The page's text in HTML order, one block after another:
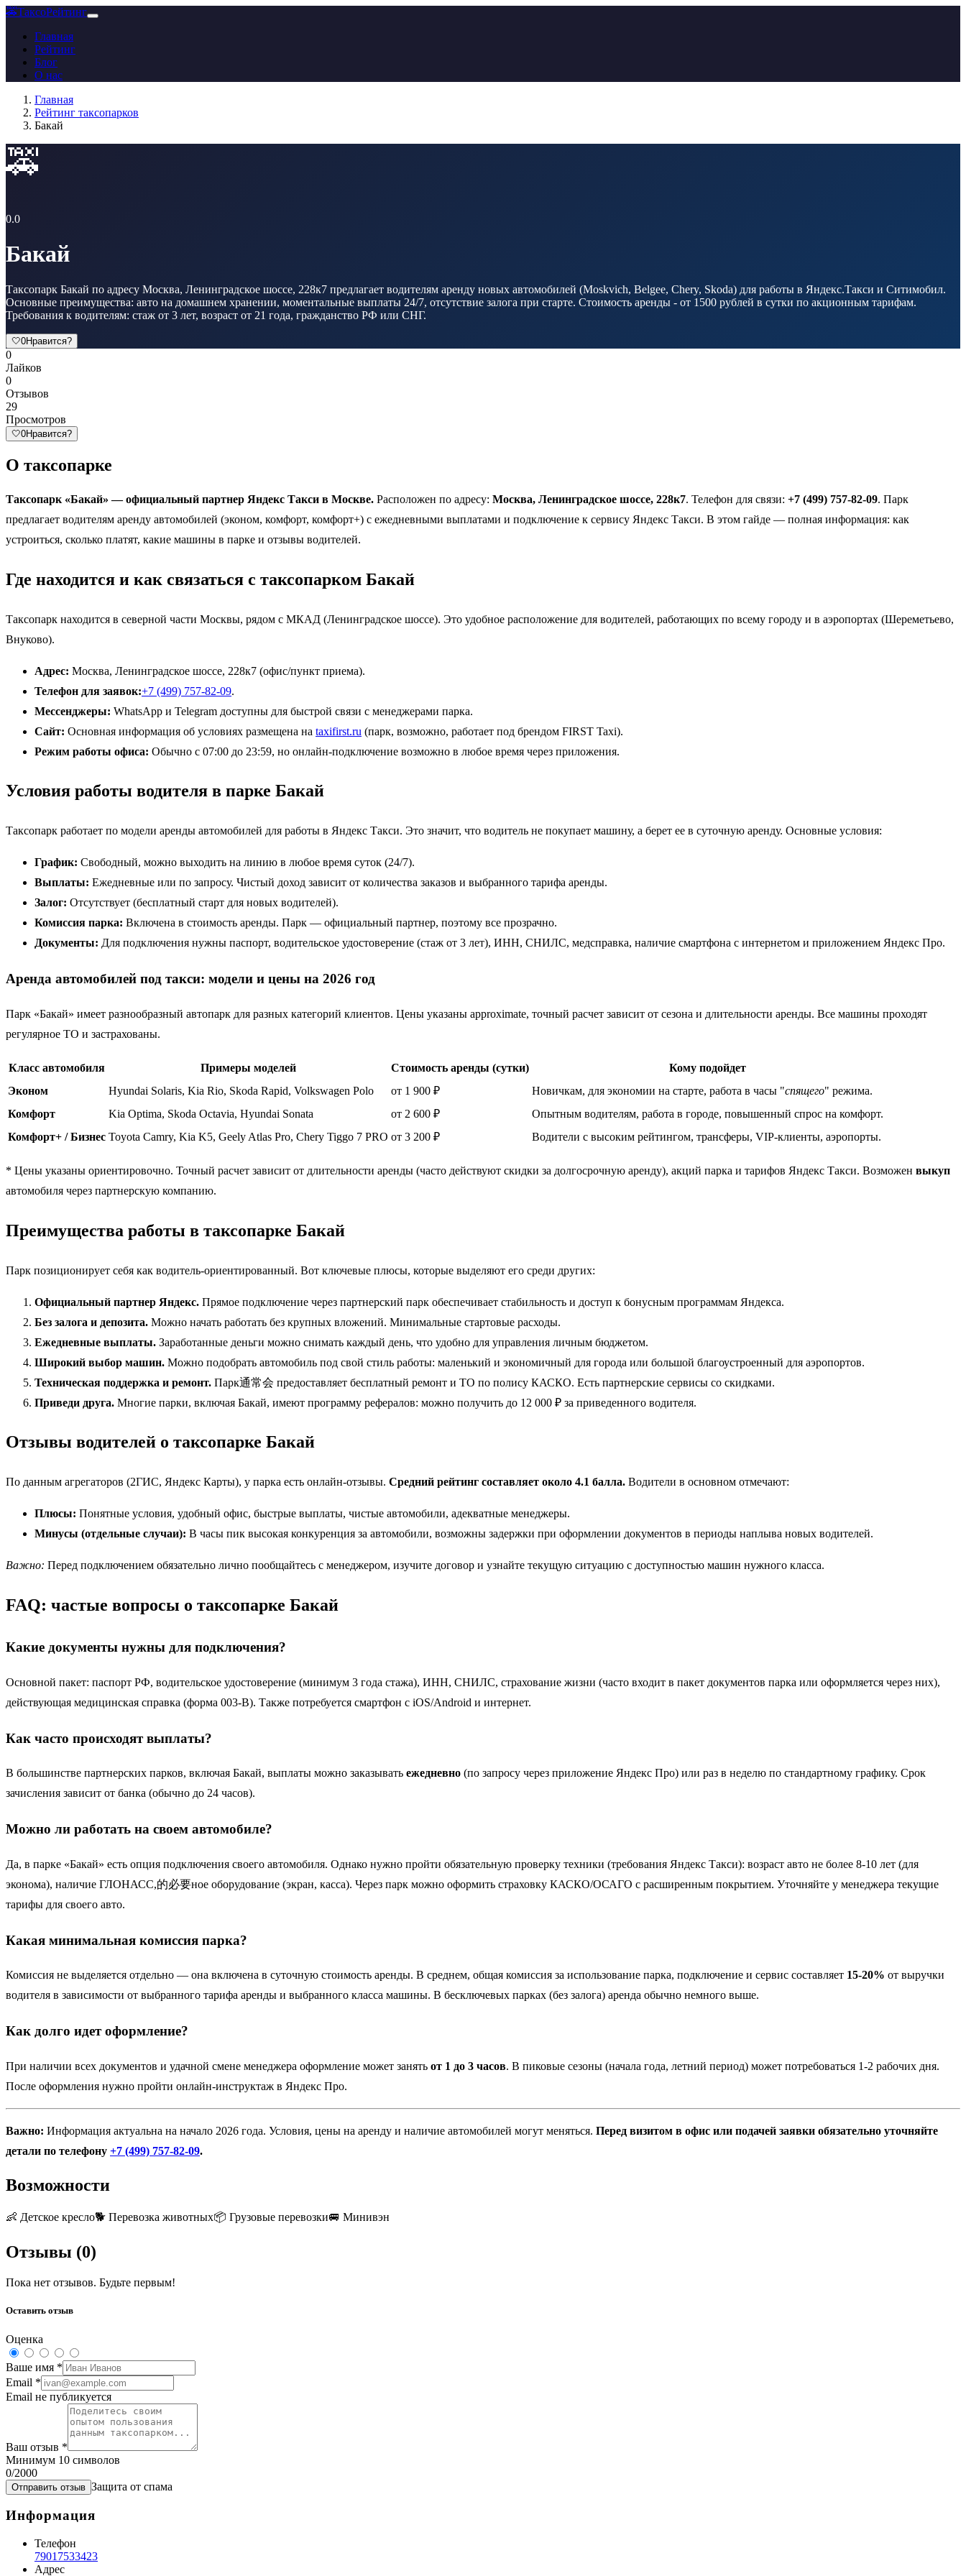
🚕ТаксоРейтинг
Главная
Рейтинг
Блог
О нас
Главная
Рейтинг таксопарков
Бакай
🚕
0.0
Бакай
Таксопарк Бакай по адресу Москва, Ленинградское шоссе, 228к7 предлагает водителям аренду новых автомобилей (Moskvich, Belgee, Chery, Skoda) для работы в Яндекс.Такси и Ситимобил.
Основные преимущества: авто на домашнем хранении, моментальные выплаты 24/7, отсутствие залога при старте. Стоимость аренды - от 1500 рублей в сутки по акционным тарифам.
Требования к водителям: стаж от 3 лет, возраст от 21 года, гражданство РФ или СНГ.
🤍0Нравится?
0
Лайков
0
Отзывов
29
Просмотров
🤍0Нравится?
О таксопарке
Таксопарк «Бакай» — официальный партнер Яндекс Такси в Москве. Расположен по адресу: Москва, Ленинградское шоссе, 228к7. Телефон для связи: +7 (499) 757-82-09. Парк
предлагает водителям аренду автомобилей (эконом, комфорт, комфорт+) с ежедневными выплатами и подключение к сервису Яндекс Такси. В этом гайде — полная информация: как
устроиться, сколько платят, какие машины в парке и отзывы водителей.
Где находится и как связаться с таксопарком Бакай
Таксопарк находится в северной части Москвы, рядом с МКАД (Ленинградское шоссе). Это удобное расположение для водителей, работающих по всему городу и в аэропортах (Шереметьево,
Внуково).
Адрес: Москва, Ленинградское шоссе, 228к7 (офис/пункт приема).
Телефон для заявок:+7 (499) 757-82-09.
Мессенджеры: WhatsApp и Telegram доступны для быстрой связи с менеджерами парка.
Сайт: Основная информация об условиях размещена на taxifirst.ru (парк, возможно, работает под брендом FIRST Taxi).
Режим работы офиса: Обычно с 07:00 до 23:59, но онлайн-подключение возможно в любое время через приложения.
Условия работы водителя в парке Бакай
Таксопарк работает по модели аренды автомобилей для работы в Яндекс Такси. Это значит, что водитель не покупает машину, а берет ее в суточную аренду. Основные условия:
График: Свободный, можно выходить на линию в любое время суток (24/7).
Выплаты: Ежедневные или по запросу. Чистый доход зависит от количества заказов и выбранного тарифа аренды.
Залог: Отсутствует (бесплатный старт для новых водителей).
Комиссия парка: Включена в стоимость аренды. Парк — официальный партнер, поэтому все прозрачно.
Документы: Для подключения нужны паспорт, водительское удостоверение (стаж от 3 лет), ИНН, СНИЛС, медсправка, наличие смартфона с интернетом и приложением Яндекс Про.
Аренда автомобилей под такси: модели и цены на 2026 год
Парк «Бакай» имеет разнообразный автопарк для разных категорий клиентов. Цены указаны approximate, точный расчет зависит от сезона и длительности аренды. Все машины проходят
регулярное ТО и застрахованы.
Класс автомобиля Примеры моделей Стоимость аренды (сутки)
Кому подойдет
Эконом
Hyundai Solaris, Kia Rio, Skoda Rapid, Volkswagen Polo от 1 900 ₽ Новичкам, для экономии на старте, работа в часы "спящего" режима.
Комфорт
Kia Optima, Skoda Octavia, Hyundai Sonata от 2 600 ₽
Опытным водителям, работа в городе, повышенный спрос на комфорт.
Комфорт+ / Бизнес Toyota Camry, Kia K5, Geely Atlas Pro, Chery Tiggo 7 PRO от 3 200 ₽ Водители с высоким рейтингом, трансферы, VIP-клиенты, аэропорты.
* Цены указаны ориентировочно. Точный расчет зависит от длительности аренды (часто действуют скидки за долгосрочную аренду), акций парка и тарифов Яндекс Такси. Возможен выкуп
автомобиля через партнерскую компанию.
Преимущества работы в таксопарке Бакай
Парк позиционирует себя как водитель-ориентированный. Вот ключевые плюсы, которые выделяют его среди других:
Официальный партнер Яндекс. Прямое подключение через партнерский парк обеспечивает стабильность и доступ к бонусным программам Яндекса.
Без залога и депозита. Можно начать работать без крупных вложений. Минимальные стартовые расходы.
Ежедневные выплаты. Заработанные деньги можно снимать каждый день, что удобно для управления личным бюджетом.
Широкий выбор машин. Можно подобрать автомобиль под свой стиль работы: маленький и экономичный для города или большой благоустроенный для аэропортов.
Техническая поддержка и ремонт. Парк通常会 предоставляет бесплатный ремонт и ТО по полису КАСКО. Есть партнерские сервисы со скидками.
Приведи друга. Многие парки, включая Бакай, имеют программу рефералов: можно получить до 12 000 ₽ за приведенного водителя.
Отзывы водителей о таксопарке Бакай
По данным агрегаторов (2ГИС, Яндекс Карты), у парка есть онлайн-отзывы. Средний рейтинг составляет около 4.1 балла. Водители в основном отмечают:
Плюсы: Понятные условия, удобный офис, быстрые выплаты, чистые автомобили, адекватные менеджеры.
Минусы (отдельные случаи): В часы пик высокая конкуренция за автомобили, возможны задержки при оформлении документов в периоды наплыва новых водителей.
Важно: Перед подключением обязательно лично пообщайтесь с менеджером, изучите договор и узнайте текущую ситуацию с доступностью машин нужного класса.
FAQ: частые вопросы о таксопарке Бакай
Какие документы нужны для подключения?
Основной пакет: паспорт РФ, водительское удостоверение (минимум 3 года стажа), ИНН, СНИЛС, страхование жизни (часто входит в пакет документов парка или оформляется через них),
действующая медицинская справка (форма 003-В). Также потребуется смартфон с iOS/Android и интернет.
Как часто происходят выплаты?
В большинстве партнерских парков, включая Бакай, выплаты можно заказывать ежедневно (по запросу через приложение Яндекс Про) или раз в неделю по стандартному графику. Срок
зачисления зависит от банка (обычно до 24 часов).
Можно ли работать на своем автомобиле?
Да, в парке «Бакай» есть опция подключения своего автомобиля. Однако нужно пройти обязательную проверку техники (требования Яндекс Такси): возраст авто не более 8-10 лет (для
эконома), наличие ГЛОНАСС,的必要ное оборудование (экран, касса). Через парк можно оформить страховку КАСКО/ОСАГО с расширенным покрытием. Уточняйте у менеджера текущие
тарифы для своего авто.
Какая минимальная комиссия парка?
Комиссия не выделяется отдельно — она включена в суточную стоимость аренды. В среднем, общая комиссия за использование парка, подключение и сервис составляет 15-20% от выручки
водителя в зависимости от выбранного тарифа аренды и выбранного класса машины. В бесключевых парках (без залога) аренда обычно немного выше.
Как долго идет оформление?
При наличии всех документов и удачной смене менеджера оформление может занять от 1 до 3 часов. В пиковые сезоны (начала года, летний период) может потребоваться 1-2 рабочих дня.
После оформления нужно пройти онлайн-инструктаж в Яндекс Про.
Важно: Информация актуальна на начало 2026 года. Условия, цены на аренду и наличие автомобилей могут меняться. Перед визитом в офис или подачей заявки обязательно уточняйте
детали по телефону +7 (499) 757-82-09.
Возможности
👶 Детское кресло🐕 Перевозка животных📦 Грузовые перевозки🚐 Минивэн
Отзывы (0)
Пока нет отзывов. Будьте первым!
Оставить отзыв
Оценка
Ваше имя *
Email *
Email не публикуется
Ваш отзыв *
Минимум 10 символов
0/2000
Отправить отзыв Защита от спама
Информация
Телефон
79017533423
Адрес